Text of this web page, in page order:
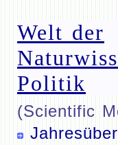
Welt der
Politik
(Scientific